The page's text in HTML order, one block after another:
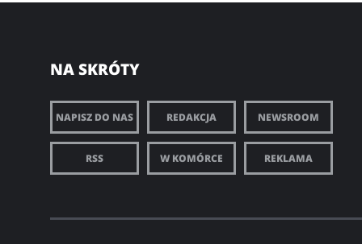
NA SKRÓTY
NAPISZ DO NAS REDAKCJA NEWSROOM
RSS W KOMÓRCE REKLAMA